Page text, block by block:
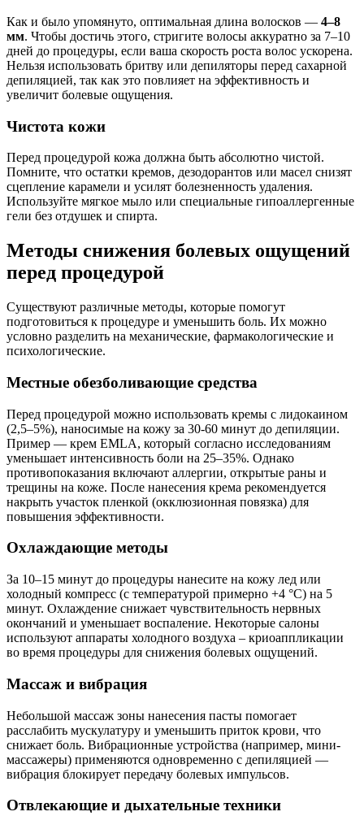
Как и было упомянуто, оптимальная длина волосков — 4–8
мм. Чтобы достичь этого, стригите волосы аккуратно за 7–10
дней до процедуры, если ваша скорость роста волос ускорена.
Нельзя использовать бритву или депиляторы перед сахарной
депиляцией, так как это повлияет на эффективность и
увеличит болевые ощущения.
Чистота кожи
Перед процедурой кожа должна быть абсолютно чистой.
Помните, что остатки кремов, дезодорантов или масел снизят
сцепление карамели и усилят болезненность удаления.
Используйте мягкое мыло или специальные гипоаллергенные
гели без отдушек и спирта.
Методы снижения болевых ощущений
перед процедурой
Существуют различные методы, которые помогут
подготовиться к процедуре и уменьшить боль. Их можно
условно разделить на механические, фармакологические и
психологические.
Местные обезболивающие средства
Перед процедурой можно использовать кремы с лидокаином
(2,5–5%), наносимые на кожу за 30-60 минут до депиляции.
Пример — крем EMLA, который согласно исследованиям
уменьшает интенсивность боли на 25–35%. Однако
противопоказания включают аллергии, открытые раны и
трещины на коже. После нанесения крема рекомендуется
накрыть участок пленкой (окклюзионная повязка) для
повышения эффективности.
Охлаждающие методы
За 10–15 минут до процедуры нанесите на кожу лед или
холодный компресс (с температурой примерно +4 °С) на 5
минут. Охлаждение снижает чувствительность нервных
окончаний и уменьшает воспаление. Некоторые салоны
используют аппараты холодного воздуха – криоаппликации
во время процедуры для снижения болевых ощущений.
Массаж и вибрация
Небольшой массаж зоны нанесения пасты помогает
расслабить мускулатуру и уменьшить приток крови, что
снижает боль. Вибрационные устройства (например, мини-
массажеры) применяются одновременно с депиляцией —
вибрация блокирует передачу болевых импульсов.
Отвлекающие и дыхательные техники